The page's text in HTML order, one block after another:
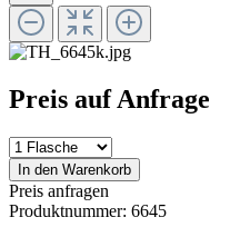
Preis auf Anfrage
In den Warenkorb
Preis anfragen
Produktnummer: 6645